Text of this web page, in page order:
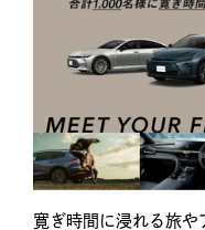
寛ぎ時間に浸れる旅や